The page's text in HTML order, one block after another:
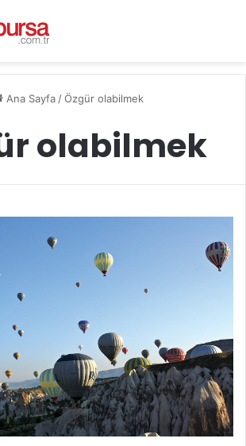
Ana Sayfa / Özgür olabilmek
olabilmek